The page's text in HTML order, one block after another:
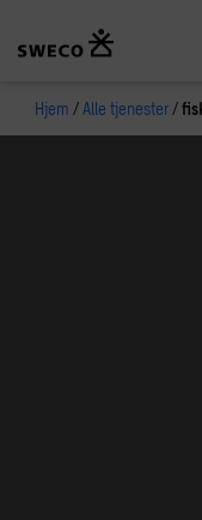
Hjem /Alle tjenester /